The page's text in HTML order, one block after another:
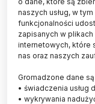
2 minuty czytania
naszych usług, w
funkcjonalności
zapisanych w
internetowych, które
nas oraz naszych
Gromadzone dane
• świadczenia usług
• wykrywania